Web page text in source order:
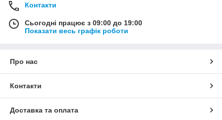
Контакти
Сьогодні працює з 09:00 до 19:00
Показати весь графік роботи
Про нас
Контакти
Доставка та оплата